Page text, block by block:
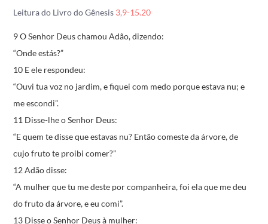
Leitura do Livro do Gênesis 3,9-15.20
9 O Senhor Deus chamou Adão, dizendo:
“Onde estás?”
10 E ele respondeu:
“Ouvi tua voz no jardim, e fiquei com medo porque estava nu;e
me escondi”.
11 Disse-lhe o Senhor Deus:
“E quem te disse que estavas nu? Então comeste da árvore, de
cujo fruto te proibi comer?”
12 Adão disse:
“A mulher que tu me deste por companheira, foi ela que me deu
do fruto da árvore, e eu comi”.
13 Disse o Senhor Deus à mulher: